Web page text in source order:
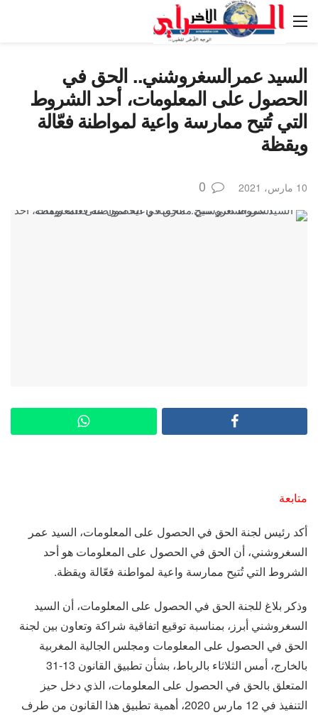
السيد عمرالسغروشني.. الحق في
الحصول على المعلومات، أحد الشروط
التي تُتيح ممارسة واعية لمواطنة فعّالة
ويقظة
10 مارس، 2021 0
متابعة
أكد رئيس لجنة الحق في الحصول على المعلومات، السيد عمر
السغروشني، أن الحق في الحصول على المعلومات هو أحد
الشروط التي تُتيح ممارسة واعية لمواطنة فعّالة ويقظة.
وذكر بلاغ للجنة الحق في الحصول على المعلومات، أن السيد
السغروشني أبرز، بمناسبة توقيع اتفاقية شراكة وتعاون بين لجنة
الحق في الحصول على المعلومات ومجلس الجالية المغربية
بالخارج، أمس الثلاثاء بالرباط، بشأن تطبيق القانون 13-31
المتعلق بالحق في الحصول على المعلومات، الذي دخل حيز
التنفيذ في 12 مارس 2020، أهمية تطبيق هذا القانون من طرف